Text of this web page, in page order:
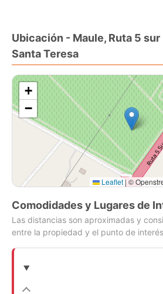
Ubicación - Maule, Ruta 5
Santa Teresa
+
−
Leaflet |©
Comodidades y Lugares de
Las distancias son aproximadas y
entre la propiedad y el punto de